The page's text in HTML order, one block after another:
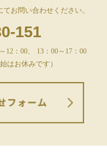
お問い合わせください。
151
12：00、 13：00～17：00
はお休みです）